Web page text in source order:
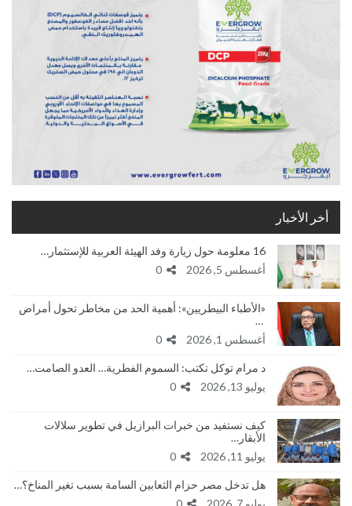
أخر الأخبار
16 معلومة حول زيارة وفد الهيئة العربية للإستثمار…
أغسطس 5, 2026
«الأطباء البيطريين»: أهمية الحد من مخاطر تحول أمراض
…
أغسطس 1, 2026
د مرام توكل تكتب: السموم الفطرية… العدو الصامت…
يوليو 13, 2026
كيف نستفيد من خبرات البرازيل في تطوير سلالات
الأبقار…
يوليو 11, 2026
هل تدخل مصر حزام الثعابين السامة بسبب تغير المناخ؟…
يوليو 7, 2026